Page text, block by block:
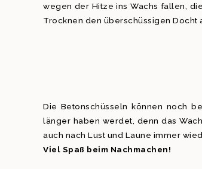
wegen der Hitze ins Wachs fallen,
Trocknen den überschüssigen Docht
Die Betonschüsseln können noch
länger haben werdet, denn das
auch nach Lust und Laune immer
Viel Spaß beim Nachmachen!